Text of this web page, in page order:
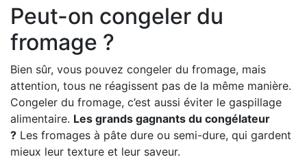
Peut-on congeler du
fromage ?
Bien sûr, vous pouvez congeler du fromage, mais
attention, tous ne réagissent pas de la même manière.
Congeler du fromage, c’est aussi éviter le gaspillage
alimentaire. Les grands gagnants du congélateur
? Les fromages à pâte dure ou semi-dure, qui gardent
mieux leur texture et leur saveur.